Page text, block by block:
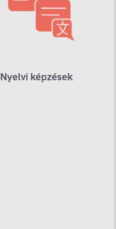
Nyelvi képzések